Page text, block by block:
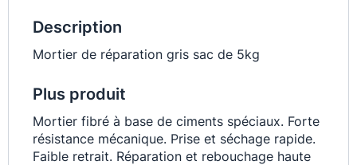
Description
Mortier de réparation gris sac de 5kg
Plus produit
Mortier fibré à base de ciments spéciaux. Forte
résistance mécanique. Prise et séchage rapide.
Faible retrait. Réparation et rebouchage haute